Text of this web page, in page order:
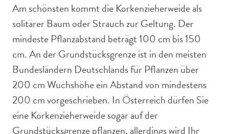
Am schönsten kommt die Korkenzieherweide als
solitärer Baum oder Strauch zur Geltung. Der
mindeste Pflanzabstand beträgt 100 cm bis 150
cm. An der Grundstücksgrenze ist in den meisten
Bundesländern Deutschlands für Pflanzen über
200 cm Wuchshöhe ein Abstand von mindestens
200 cm vorgeschrieben. In Österreich dürfen Sie
eine Korkenzieherweide sogar auf der
Grundstücksgrenze pflanzen, allerdings wird Ihr